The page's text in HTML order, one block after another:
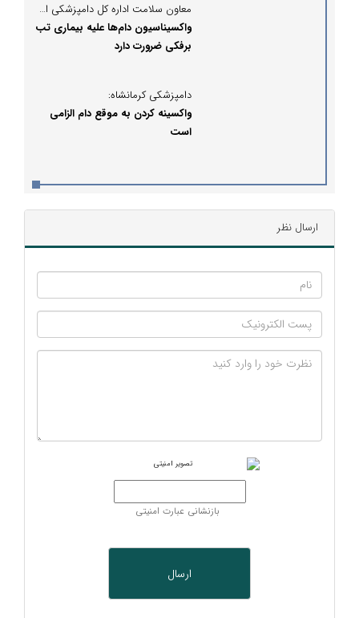
معاون سلامت اداره کل دامپزشکی استان کرمانشاه:
واکسیناسیون دام‌ها علیه بیماری تب
برفکی ضرورت دارد
دامپزشکی کرمانشاه:
واکسینه کردن به موقع دام الزامی
است
ارسال نظر
بازنشانی عبارت امنیتی